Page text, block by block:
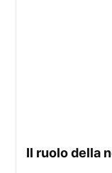
Il ruolo della